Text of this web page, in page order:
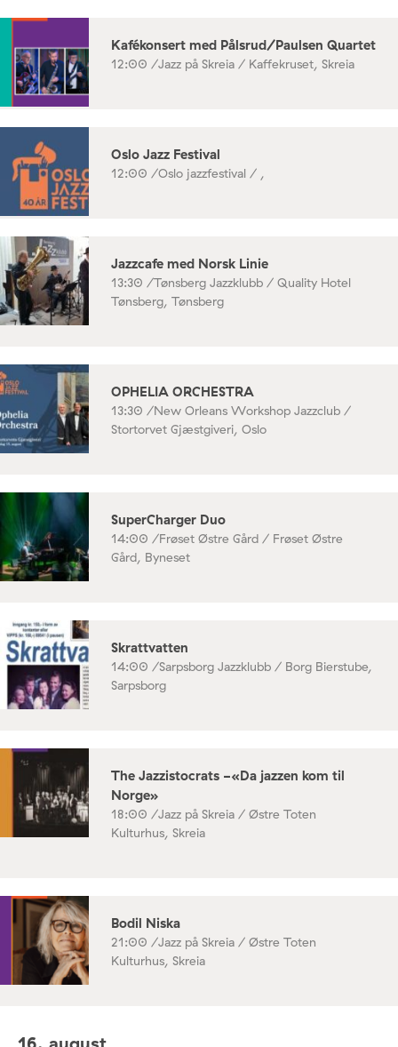
Kafékonsert med Pålsrud/Paulsen Quartet
12:00 /Jazz på Skreia / Kaffekruset, Skreia
Oslo Jazz Festival
12:00 /Oslo jazzfestival / ,
Jazzcafe med Norsk Linie
13:30 /Tønsberg Jazzklubb / Quality Hotel
Tønsberg, Tønsberg
OPHELIA ORCHESTRA
13:30 /New Orleans Workshop Jazzclub /
Stortorvet Gjæstgiveri, Oslo
SuperCharger Duo
14:00 /Frøset Østre Gård / Frøset Østre
Gård, Byneset
Skrattvatten
14:00 /Sarpsborg Jazzklubb / Borg Bierstube,
Sarpsborg
The Jazzistocrats -«Da jazzen kom til
Norge»
18:00 /Jazz på Skreia / Østre Toten
Kulturhus, Skreia
Bodil Niska
21:00 /Jazz på Skreia / Østre Toten
Kulturhus, Skreia
16. august